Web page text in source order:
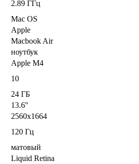
2.89 ГГц
Mac OS
Apple
Macbook Air
ноутбук
Apple M4
10
24 ГБ
13.6"
2560x1664
120 Гц
матовый
Liquid Retina